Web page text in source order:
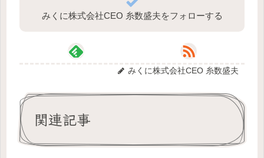
みくに株式会社CEO 糸数盛夫をフォローする
みくに株式会社CEO 糸数盛夫
関連記事